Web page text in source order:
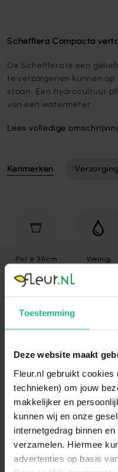
Toestemming
Deze website maakt
Fleur.nl gebruikt
technieken) om jouw
makkelijker en
kunnen wij en onze
internetgedrag binnen
verzamelen. Hiermee
advertenties op basis
Schefflera Compacta
De Schefflera is een
te verzorgenen kunnen
staan. Een hydrocultuur
van een watermeter.
Lees volledige
Kenmerken
Pot ø 35cm Weinig
Grote bladeren Op stam
Specificaties
Standplaats
Geef de
ervoor
direct